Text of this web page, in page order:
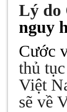
Lý do
nguy
Cước
thủ
Việt
sẽ về